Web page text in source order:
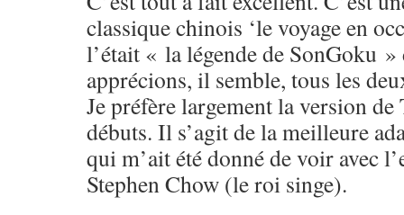
classique chinois ‘le voyage en
l’était « la légende de SonGoku »
apprécions, il semble, tous les
Je préfère largement la version de
débuts. Il s’agit de la meilleure
qui m’ait été donné de voir avec
Stephen Chow (le roi singe).